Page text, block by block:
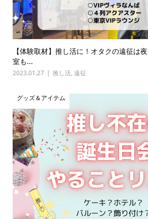
【体験取材】推し活に！オタクの遠征は
室も...
2023.01.27 推し活, 遠征
グッズ＆アイテム